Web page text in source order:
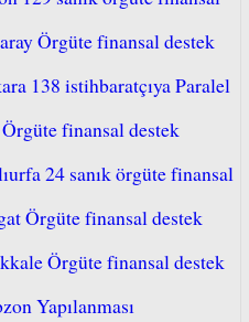
Örgüte finansal destek
138 istihbaratçıya Paralel
finansal destek
24 sanık örgüte finansal
Örgüte finansal destek
Örgüte finansal destek
Yapılanması